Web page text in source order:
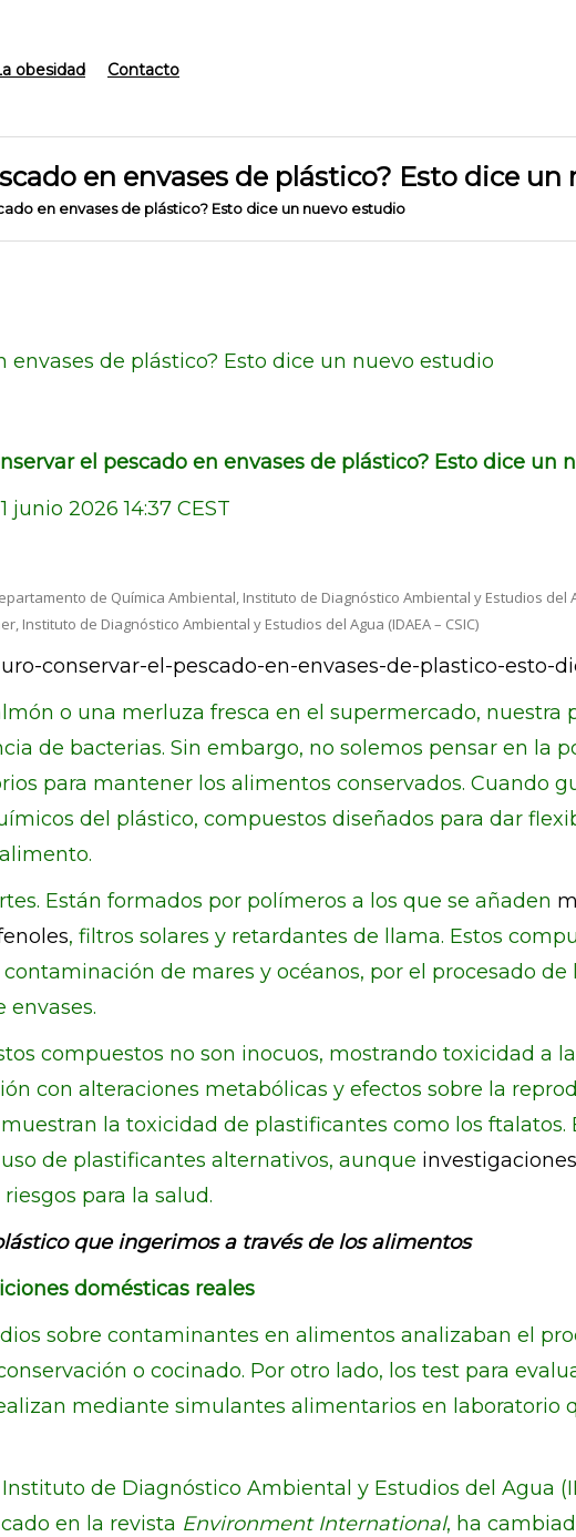
obesidad Contacto
en envases de plástico? Esto dice
en envases de plástico? Esto dice un nuevo estudio
envases de plástico? Esto dice un nuevo estudio
el pescado en envases de plástico? Esto dice un
2026 14:37 CEST
de Química Ambiental, Instituto de Diagnóstico Ambiental y Estudios del
Instituto de Diagnóstico Ambiental y Estudios del Agua (IDAEA – CSIC)
conservar-el-pescado-en-envases-de-plastico-esto-
o una merluza fresca en el supermercado, nuestra
de bacterias. Sin embargo, no solemos pensar en la
para mantener los alimentos conservados. Cuando
del plástico, compuestos diseñados para dar
Están formados por polímeros a los que se añaden
, filtros solares y retardantes de llama. Estos
de mares y océanos, por el procesado de
envases.
compuestos no son inocuos, mostrando toxicidad a
con alteraciones metabólicas y efectos sobre la
la toxicidad de plastificantes como los ftalatos.
de plastificantes alternativos, aunque
para la salud.
que ingerimos a través de los alimentos
domésticas reales
sobre contaminantes en alimentos analizaban el
o cocinado. Por otro lado, los test para
mediante simulantes alimentarios en laboratorio
de Diagnóstico Ambiental y Estudios del Agua
en la revista Environment International, ha